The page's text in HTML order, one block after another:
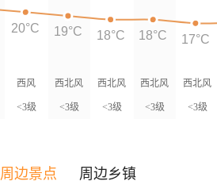
西风
<3级
西北风
<3级
西北风
<3级
西北风
<3级
西北风
<3级
20°C 19°C 18°C 18°C 17°C
周边景点 周边乡镇